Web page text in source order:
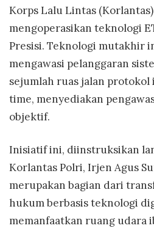
Korps Lalu Lintas
mengoperasikan teknologi
Presisi. Teknologi mutakhir
mengawasi pelanggaran
sejumlah ruas jalan protokol
time, menyediakan
objektif.
Inisiatif ini, diinstruksikan
Korlantas Polri, Irjen Agus
merupakan bagian dari
hukum berbasis teknologi
memanfaatkan ruang udara